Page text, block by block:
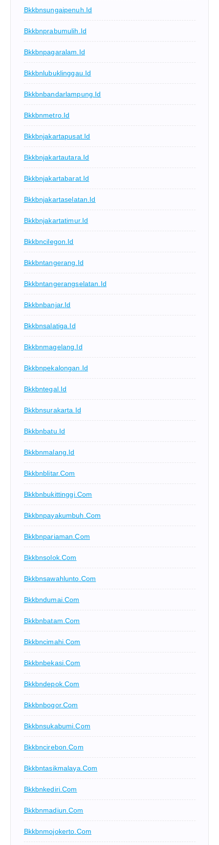
Bkkbnsungaipenuh.id
Bkkbnprabumulih.id
Bkkbnpagaralam.id
Bkkbnlubuklinggau.id
Bkkbnbandarlampung.id
Bkkbnmetro.id
Bkkbnjakartapusat.id
Bkkbnjakartautara.id
Bkkbnjakartabarat.id
Bkkbnjakartaselatan.id
Bkkbnjakartatimur.id
Bkkbncilegon.id
Bkkbntangerang.id
Bkkbntangerangselatan.id
Bkkbnbanjar.id
Bkkbnsalatiga.id
Bkkbnmagelang.id
Bkkbnpekalongan.id
Bkkbntegal.id
Bkkbnsurakarta.id
Bkkbnbatu.id
Bkkbnmalang.id
Bkkbnblitar.com
Bkkbnbukittinggi.com
Bkkbnpayakumbuh.com
Bkkbnpariaman.com
Bkkbnsolok.com
Bkkbnsawahlunto.com
Bkkbndumai.com
Bkkbnbatam.com
Bkkbncimahi.com
Bkkbnbekasi.com
Bkkbndepok.com
Bkkbnbogor.com
Bkkbnsukabumi.com
Bkkbncirebon.com
Bkkbntasikmalaya.com
Bkkbnkediri.com
Bkkbnmadiun.com
Bkkbnmojokerto.com